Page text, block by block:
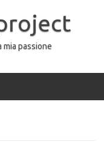
passione